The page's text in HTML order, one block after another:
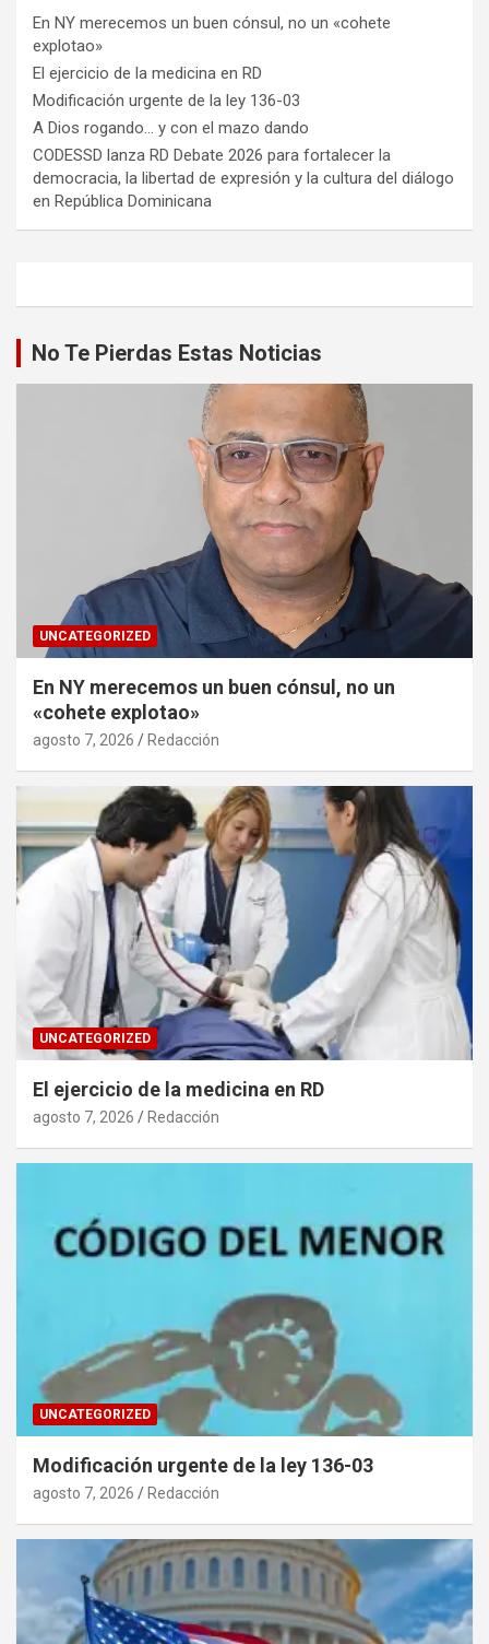
En NY merecemos un buen cónsul, no un «cohete
explotao»
El ejercicio de la medicina en RD
Modificación urgente de la ley 136-03
A Dios rogando… y con el mazo dando
CODESSD lanza RD Debate 2026 para fortalecer la
democracia, la libertad de expresión y la cultura del diálogo
en República Dominicana
No Te Pierdas Estas Noticias
UNCATEGORIZED
En NY merecemos un buen cónsul, no un
«cohete explotao»
agosto 7, 2026 Redacción
UNCATEGORIZED
El ejercicio de la medicina en RD
agosto 7, 2026 Redacción
UNCATEGORIZED
Modificación urgente de la ley 136-03
agosto 7, 2026 Redacción